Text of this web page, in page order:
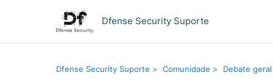
Dfense Security Suporte
Dfense Security Suporte Comunidade Debate geral